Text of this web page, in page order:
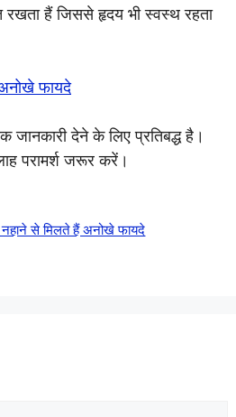
रखता हैं जिससे हृदय भी स्वस्थ रहता
फायदे
देने के लिए प्रतिबद्ध है।
परामर्श जरूर करें।
से मिलते हैं अनोखे फायदे